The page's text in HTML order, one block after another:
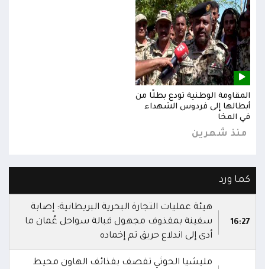
المقاومة الوطنية تودع بطلًا من
أبطالها إلى فردوس الشهداء
في المخا
منذ شهرين
كما ورد
16:27
هيئة عمليات التجارة البحرية البريطانية: إصابة
سفينة بمقذوف مجهول قبالة سواحل عُمان ما
أدى إلى اندلاع حريق تم إخماده
مليشيا الحوثي تقصف بقذائف الهاون محيط